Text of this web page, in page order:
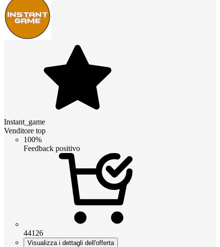
Instant_game
Venditore top
100%
Feedback positivo
44126
Visualizza i dettagli dell'offerta